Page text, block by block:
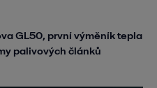
GL50, první výměník tepla
palivových článků